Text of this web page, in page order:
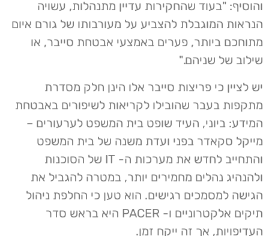
והוסיף: "בעוד שהחקירות עדיין מתנהלות, עשויה
הנראות המוגבלת להצביע על מעורבותו של גורם איום
מתוחכם ביותר, פערים באמצעי אבטחת סייבר, או
שילוב של שניהם."
יש לציין כי פריצות סייבר אלו הינן חלק מסדרת
מתקפות בעבר שהובילו לקריאות לשיפורים באבטחת
המידע: ביוני, העיד שופט בית המשפט לערעורים –
מייקל סקאדר בפני ועדת משנה של בית המשפט
והתחייב לחדש את מערכות ה- IT של הסוכנות
ולהנהיג נהלים מחמירים יותר, במטרה להגביל את
הגישה למסמכים רגישים. הוא טען כי החלפת ניהול
תיקים אלקטרוניים ו- PACER היא בראש סדר
העדיפויות, אך זה ייקח זמן.